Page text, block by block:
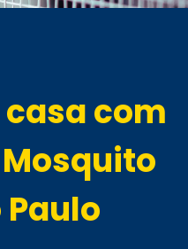
com
Paulo